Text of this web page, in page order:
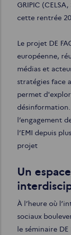
GRIPIC
cette rentrée
Le projet DE
européenne,
médias et
stratégies face
permet
désinformation.
l’engagement
l’EMI depuis
projet
Un
À l’heure où
sociaux
le séminaire DE